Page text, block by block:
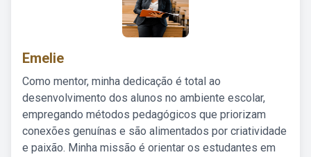
Emelie
Como mentor, minha dedicação é total ao
desenvolvimento dos alunos no ambiente escolar,
empregando métodos pedagógicos que priorizam
conexões genuínas e são alimentados por criatividade
e paixão. Minha missão é orientar os estudantes em